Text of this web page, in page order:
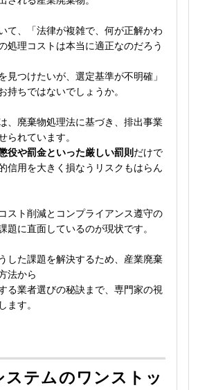
て、「法律が複雑で、何が正解かわ
処理コストは本当に適正なのだろう
見つけたいが、選定基準が不明確」
持ちではないでしょうか。
、廃棄物処理法に基づき、排出事業
られています。
役や罰金といった厳しい罰則 だけで
信用を大きく損なうリスクもはらん
スト削減とコンプライアンス遵守の
題に直面しているのが現状です。
した課題を解決するため、産業廃棄
法から
る業者選びの秘訣まで、専門家の視
ます。
ステムのワンストッ